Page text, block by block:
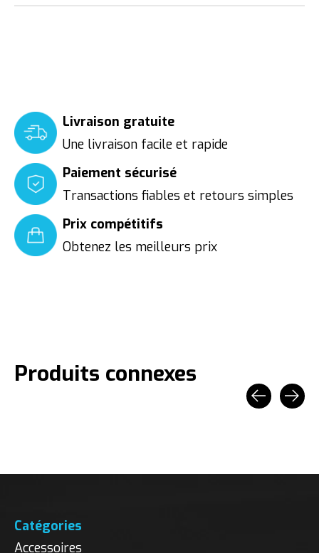
Livraison gratuite
Une livraison facile et rapide
Paiement sécurisé
Transactions fiables et retours simples
Prix compétitifs
Obtenez les meilleurs prix
Produits connexes
Catégories
Accessoires